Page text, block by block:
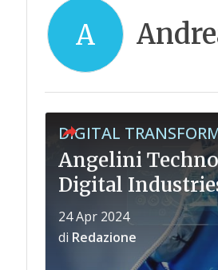
A
DIGITAL
Angelini
Digital
24 Apr 2024
di Redazione